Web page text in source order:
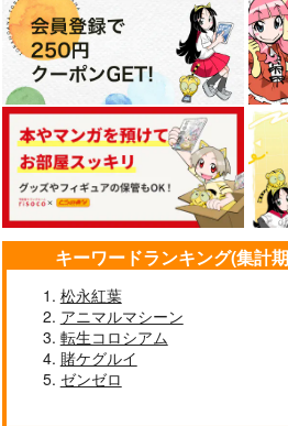
キーワードランキング(集計
松永紅葉
アニマルマシーン
転生コロシアム
賭ケグルイ
ゼンゼロ